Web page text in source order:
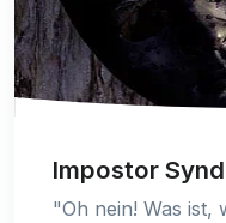
Impostor
"Oh nein! Was ist,